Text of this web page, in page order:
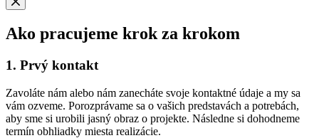
Ako pracujeme krok za krokom
1. Prvý kontakt
Zavoláte nám alebo nám zanecháte svoje kontaktné údaje a my sa
vám ozveme. Porozprávame sa o vašich predstavách a potrebách,
aby sme si urobili jasný obraz o projekte. Následne si dohodneme
termín obhliadky miesta realizácie.